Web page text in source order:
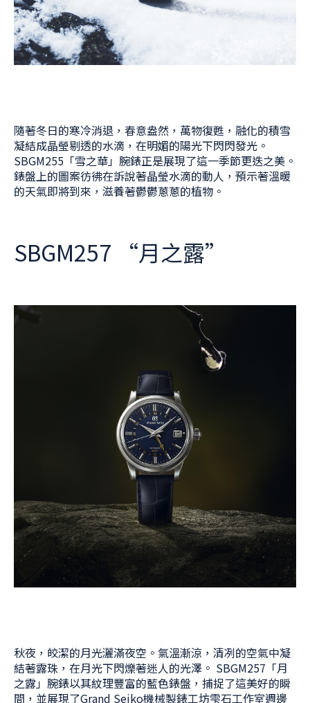
隨著冬日的寒冷消退，春意盎然，萬物復甦，融化的積雪
凝結成晶瑩剔透的水滴，在明媚的陽光下閃閃發光。
SBGM255「雪之華」腕錶正是展現了這一季節更迭之美。
錶盤上的圖案彷彿在訴說著晶瑩水滴的動人，預示著溫暖
的天氣即將到來，滋養著鬱鬱蔥蔥的植物。
SBGM257 “月之露”
秋夜，皎潔的月光灑滿夜空。氣溫漸涼，清冽的空氣中凝
結著露珠，在月光下閃爍著迷人的光澤。 SBGM257「月
之露」腕錶以其紋理豐富的藍色錶盤，捕捉了這美好的瞬
間，並展現了Grand Seiko機械製錶工坊雫石工作室週邊